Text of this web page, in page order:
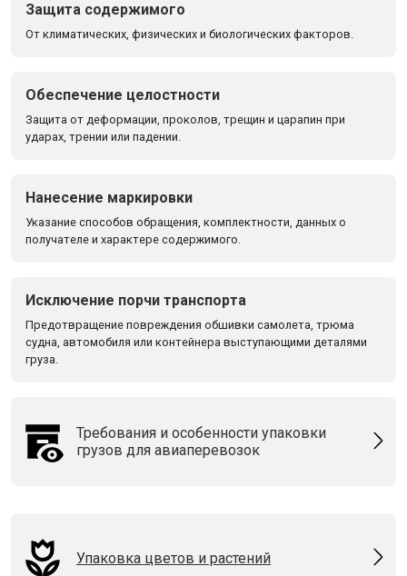
Защита содержимого
От климатических, физических и биологических факторов.
Обеспечение целостности
Защита от деформации, проколов, трещин и царапин при
ударах, трении или падении.
Нанесение маркировки
Указание способов обращения, комплектности, данных о
получателе и характере содержимого.
Исключение порчи транспорта
Предотвращение повреждения обшивки самолета, трюма
судна, автомобиля или контейнера выступающими деталями
груза.
Требования и особенности упаковки
грузов для авиаперевозок
Упаковка цветов и растений